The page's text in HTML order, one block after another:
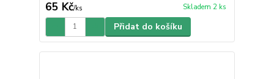
65 Kč/ks Skladem 2 ks
Přidat do košíku